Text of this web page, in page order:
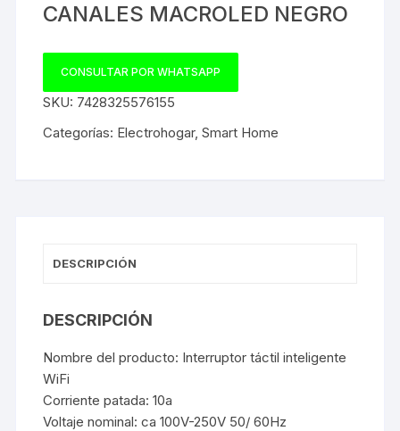
CANALES MACROLED NEGRO
CONSULTAR POR WHATSAPP
SKU: 7428325576155
Categorías: Electrohogar,Smart Home
DESCRIPCIÓN
DESCRIPCIÓN
Nombre del producto: Interruptor táctil inteligente
WiFi
Corriente patada: 10a
Voltaje nominal: ca 100V-250V 50/ 60Hz